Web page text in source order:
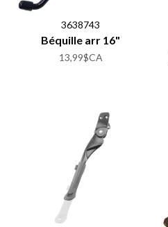
3638743
Béquille arr 16"
13,99$CA